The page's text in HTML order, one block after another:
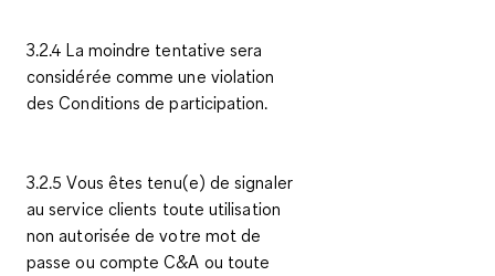
3.2.4 La moindre tentative sera
considérée comme une violation
des Conditions de participation.
3.2.5 Vous êtes tenu(e) de signaler
au service clients toute utilisation
non autorisée de votre mot de
passe ou compte C&A ou toute